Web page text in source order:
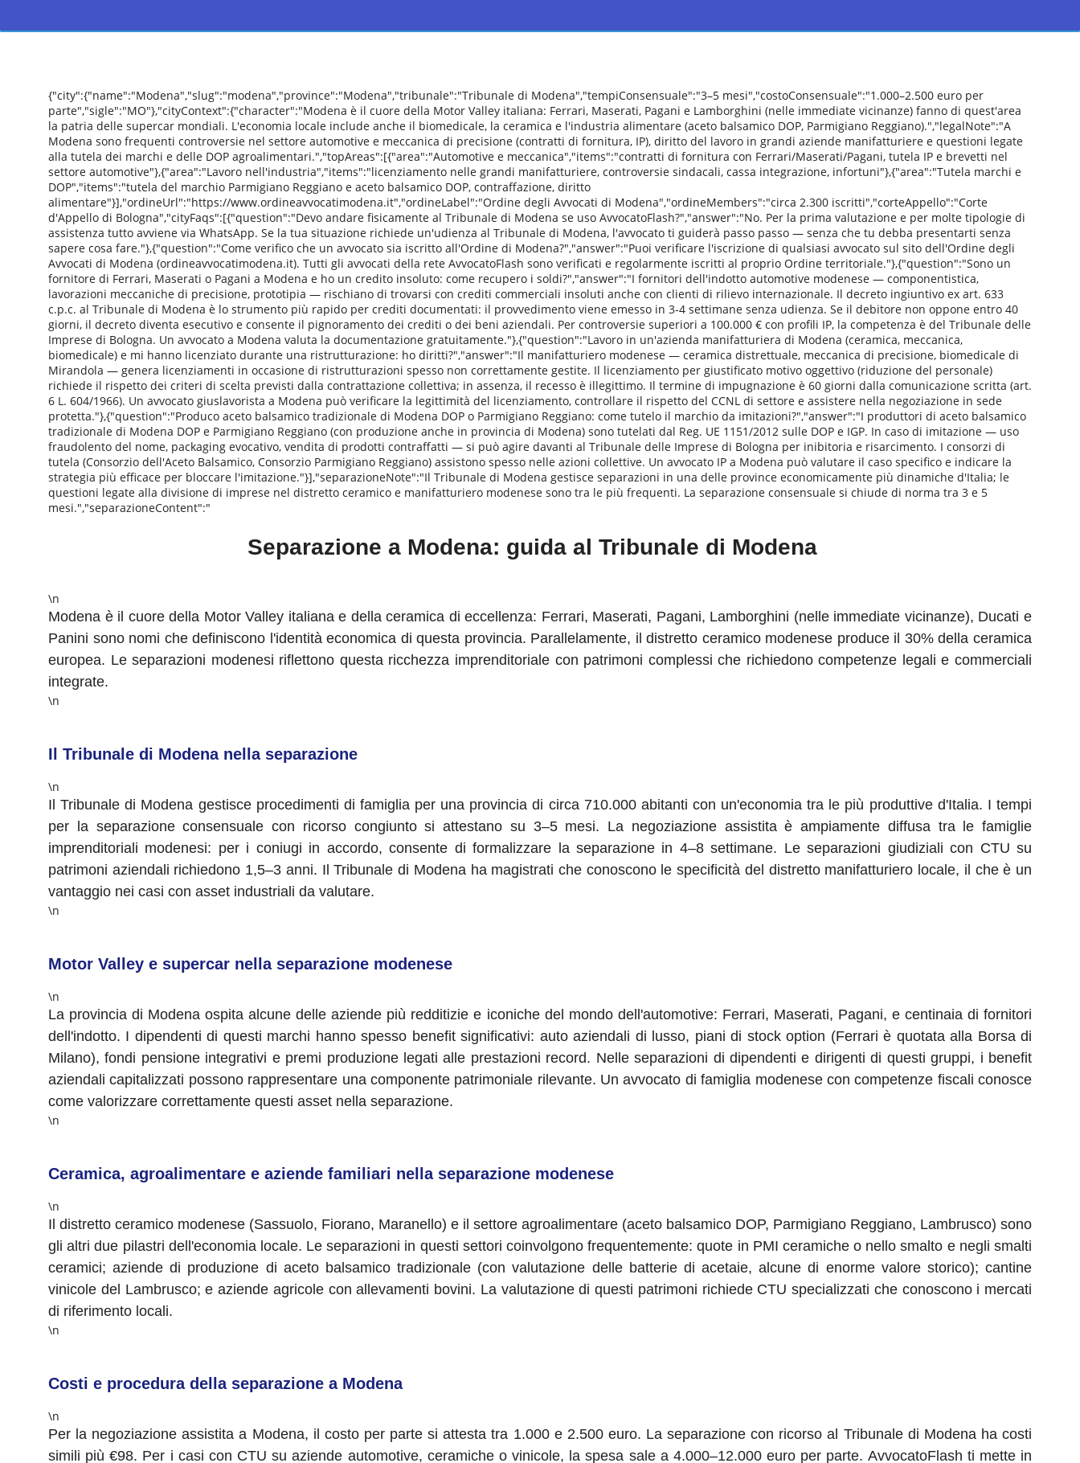
{"city":{"name":"Modena","slug":"modena","province":"Modena","tribunale":"Tribunale di Modena","tempiConsensuale":"3–5 mesi","costoConsensuale":"1.000–2.500 euro per
parte","sigle":"MO"},"cityContext":{"character":"Modena è il cuore della Motor Valley italiana: Ferrari, Maserati, Pagani e Lamborghini (nelle immediate vicinanze) fanno di quest'area
la patria delle supercar mondiali. L'economia locale include anche il biomedicale, la ceramica e l'industria alimentare (aceto balsamico DOP, Parmigiano Reggiano).","legalNote":"A
Modena sono frequenti controversie nel settore automotive e meccanica di precisione (contratti di fornitura, IP), diritto del lavoro in grandi aziende manifatturiere e questioni legate
alla tutela dei marchi e delle DOP agroalimentari.","topAreas":[{"area":"Automotive e meccanica","items":"contratti di fornitura con Ferrari/Maserati/Pagani, tutela IP e brevetti nel
settore automotive"},{"area":"Lavoro nell'industria","items":"licenziamento nelle grandi manifatturiere, controversie sindacali, cassa integrazione, infortuni"},{"area":"Tutela marchi e
DOP","items":"tutela del marchio Parmigiano Reggiano e aceto balsamico DOP, contraffazione, diritto
alimentare"}],"ordineUrl":"https://www.ordineavvocatimodena.it","ordineLabel":"Ordine degli Avvocati di Modena","ordineMembers":"circa 2.300 iscritti","corteAppello":"Corte
d'Appello di Bologna","cityFaqs":[{"question":"Devo andare fisicamente al Tribunale di Modena se uso AvvocatoFlash?","answer":"No. Per la prima valutazione e per molte tipologie di
assistenza tutto avviene via WhatsApp. Se la tua situazione richiede un'udienza al Tribunale di Modena, l'avvocato ti guiderà passo passo — senza che tu debba presentarti senza
sapere cosa fare."},{"question":"Come verifico che un avvocato sia iscritto all'Ordine di Modena?","answer":"Puoi verificare l'iscrizione di qualsiasi avvocato sul sito dell'Ordine degli
Avvocati di Modena (ordineavvocatimodena.it). Tutti gli avvocati della rete AvvocatoFlash sono verificati e regolarmente iscritti al proprio Ordine territoriale."},{"question":"Sono un
fornitore di Ferrari, Maserati o Pagani a Modena e ho un credito insoluto: come recupero i soldi?","answer":"I fornitori dell'indotto automotive modenese — componentistica,
lavorazioni meccaniche di precisione, prototipia — rischiano di trovarsi con crediti commerciali insoluti anche con clienti di rilievo internazionale. Il decreto ingiuntivo ex art. 633
c.p.c. al Tribunale di Modena è lo strumento più rapido per crediti documentati: il provvedimento viene emesso in 3-4 settimane senza udienza. Se il debitore non oppone entro 40
giorni, il decreto diventa esecutivo e consente il pignoramento dei crediti o dei beni aziendali. Per controversie superiori a 100.000 € con profili IP, la competenza è del Tribunale delle
Imprese di Bologna. Un avvocato a Modena valuta la documentazione gratuitamente."},{"question":"Lavoro in un'azienda manifatturiera di Modena (ceramica, meccanica,
biomedicale) e mi hanno licenziato durante una ristrutturazione: ho diritti?","answer":"Il manifatturiero modenese — ceramica distrettuale, meccanica di precisione, biomedicale di
Mirandola — genera licenziamenti in occasione di ristrutturazioni spesso non correttamente gestite. Il licenziamento per giustificato motivo oggettivo (riduzione del personale)
richiede il rispetto dei criteri di scelta previsti dalla contrattazione collettiva; in assenza, il recesso è illegittimo. Il termine di impugnazione è 60 giorni dalla comunicazione scritta (art.
6 L. 604/1966). Un avvocato giuslavorista a Modena può verificare la legittimità del licenziamento, controllare il rispetto del CCNL di settore e assistere nella negoziazione in sede
protetta."},{"question":"Produco aceto balsamico tradizionale di Modena DOP o Parmigiano Reggiano: come tutelo il marchio da imitazioni?","answer":"I produttori di aceto balsamico
tradizionale di Modena DOP e Parmigiano Reggiano (con produzione anche in provincia di Modena) sono tutelati dal Reg. UE 1151/2012 sulle DOP e IGP. In caso di imitazione — uso
fraudolento del nome, packaging evocativo, vendita di prodotti contraffatti — si può agire davanti al Tribunale delle Imprese di Bologna per inibitoria e risarcimento. I consorzi di
tutela (Consorzio dell'Aceto Balsamico, Consorzio Parmigiano Reggiano) assistono spesso nelle azioni collettive. Un avvocato IP a Modena può valutare il caso specifico e indicare la
strategia più efficace per bloccare l'imitazione."}],"separazioneNote":"Il Tribunale di Modena gestisce separazioni in una delle province economicamente più dinamiche d'Italia; le
questioni legate alla divisione di imprese nel distretto ceramico e manifatturiero modenese sono tra le più frequenti. La separazione consensuale si chiude di norma tra 3 e 5
mesi.","separazioneContent":"
Separazione a Modena: guida al Tribunale di Modena
\n
Modena è il cuore della Motor Valley italiana e della ceramica di eccellenza: Ferrari, Maserati, Pagani, Lamborghini (nelle immediate vicinanze), Ducati e
Panini sono nomi che definiscono l'identità economica di questa provincia. Parallelamente, il distretto ceramico modenese produce il 30% della ceramica
europea. Le separazioni modenesi riflettono questa ricchezza imprenditoriale con patrimoni complessi che richiedono competenze legali e commerciali
integrate.
\n
Il Tribunale di Modena nella separazione
\n
Il Tribunale di Modena gestisce procedimenti di famiglia per una provincia di circa 710.000 abitanti con un'economia tra le più produttive d'Italia. I tempi
per la separazione consensuale con ricorso congiunto si attestano su 3–5 mesi. La negoziazione assistita è ampiamente diffusa tra le famiglie
imprenditoriali modenesi: per i coniugi in accordo, consente di formalizzare la separazione in 4–8 settimane. Le separazioni giudiziali con CTU su
patrimoni aziendali richiedono 1,5–3 anni. Il Tribunale di Modena ha magistrati che conoscono le specificità del distretto manifatturiero locale, il che è un
vantaggio nei casi con asset industriali da valutare.
\n
Motor Valley e supercar nella separazione modenese
\n
La provincia di Modena ospita alcune delle aziende più redditizie e iconiche del mondo dell'automotive: Ferrari, Maserati, Pagani, e centinaia di fornitori
dell'indotto. I dipendenti di questi marchi hanno spesso benefit significativi: auto aziendali di lusso, piani di stock option (Ferrari è quotata alla Borsa di
Milano), fondi pensione integrativi e premi produzione legati alle prestazioni record. Nelle separazioni di dipendenti e dirigenti di questi gruppi, i benefit
aziendali capitalizzati possono rappresentare una componente patrimoniale rilevante. Un avvocato di famiglia modenese con competenze fiscali conosce
come valorizzare correttamente questi asset nella separazione.
\n
Ceramica, agroalimentare e aziende familiari nella separazione modenese
\n
Il distretto ceramico modenese (Sassuolo, Fiorano, Maranello) e il settore agroalimentare (aceto balsamico DOP, Parmigiano Reggiano, Lambrusco) sono
gli altri due pilastri dell'economia locale. Le separazioni in questi settori coinvolgono frequentemente: quote in PMI ceramiche o nello smalto e negli smalti
ceramici; aziende di produzione di aceto balsamico tradizionale (con valutazione delle batterie di acetaie, alcune di enorme valore storico); cantine
vinicole del Lambrusco; e aziende agricole con allevamenti bovini. La valutazione di questi patrimoni richiede CTU specializzati che conoscono i mercati
di riferimento locali.
\n
Costi e procedura della separazione a Modena
\n
Per la negoziazione assistita a Modena, il costo per parte si attesta tra 1.000 e 2.500 euro. La separazione con ricorso al Tribunale di Modena ha costi
simili più €98. Per i casi con CTU su aziende automotive, ceramiche o vinicole, la spesa sale a 4.000–12.000 euro per parte. AvvocatoFlash ti mette in